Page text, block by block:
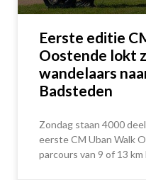
Eerste editie
Oostende lokt
wandelaars
Badsteden
Zondag staan 4000
eerste CM Uban Walk
parcours van 9 of 13 km